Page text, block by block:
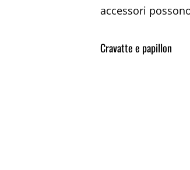
accessori
Cravatte e papillon